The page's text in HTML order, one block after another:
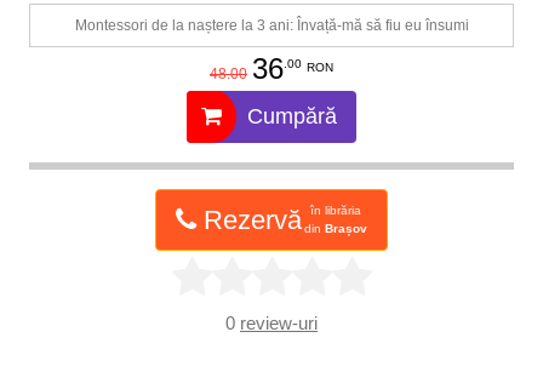
Montessori de la naștere la 3 ani: Învață-mă să fiu eu însumi
48.00 36.00 RON
Cumpără
Rezervă
în librăria
din Brașov
0 review-uri